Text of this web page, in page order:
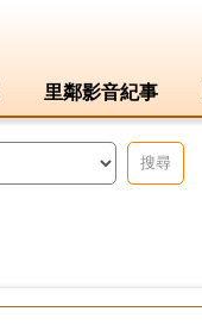
里鄰影音紀事
搜尋